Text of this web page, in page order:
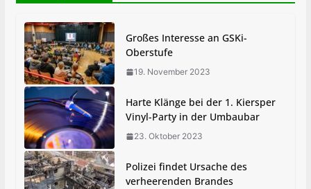
Großes Interesse an GSKi-
Oberstufe
19. November 2023
Harte Klänge bei der 1. Kiersper
Vinyl-Party in der Umbaubar
23. Oktober 2023
Polizei findet Ursache des
verheerenden Brandes